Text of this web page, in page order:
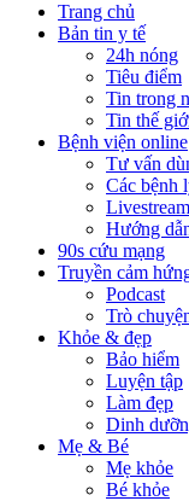
Trang chủ
Bản tin y tế
24h nóng
Tiêu điểm
Tin trong
Tin thế
Bệnh viện online
Tư vấn
Các bệnh
Livestream
Hướng
90s cứu mạng
Truyền cảm
Podcast
Trò
Khỏe & đẹp
Bảo hiểm
Luyện tập
Làm đẹp
Dinh
Mẹ & Bé
Mẹ khỏe
Bé khỏe